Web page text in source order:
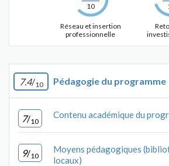
10
Réseau et insertion
professionnelle
7.4/10 Pédagogie du programme
7/10
Contenu académique du
9/10
Moyens pédagogiques
locaux)